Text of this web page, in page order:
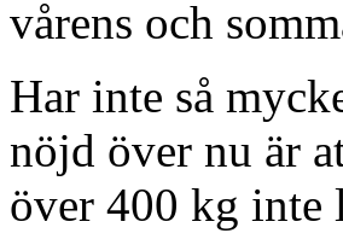
vårens och
Har inte så
nöjd över nu är
över 400 kg inte